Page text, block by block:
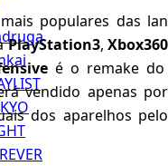
populares das lan
PlayStation3, Xbox360
é o remake do
vendido apenas por
dos aparelhos pelo